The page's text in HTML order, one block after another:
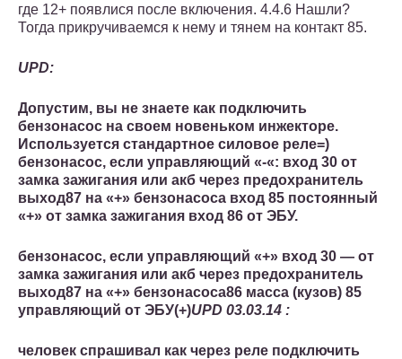
где 12+ появлися после включения. 4.4.6 Нашли?
Тогда прикручиваемся к нему и тянем на контакт 85.
UPD:
Допустим, вы не знаете как подключить
бензонасос на своем новеньком инжекторе.
Используется стандартное силовое реле=)
бензонасос, если управляющий «-«: вход 30 от
замка зажигания или акб через предохранитель
выход87 на «+» бензонасоса вход 85 постоянный
«+» от замка зажигания вход 86 от ЭБУ.
бензонасос, если управляющий «+» вход 30 — от
замка зажигания или акб через предохранитель
выход87 на «+» бензонасоса86 масса (кузов) 85
управляющий от ЭБУ(+)UPD 03.03.14 :
человек спрашивал как через реле подключить